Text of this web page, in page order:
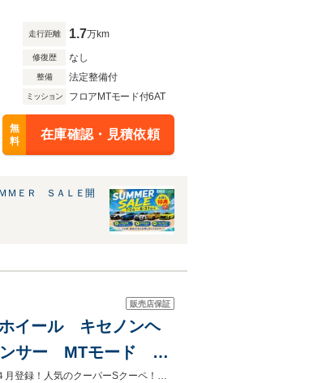
走行距離 1.7万km
修復歴 なし
整備 法定整備付
ミッション フロアMTモード付6AT
無
料
在庫確認・見積依頼
ＭＥＲ ＳＡＬＥ開
販売店保証
ホイール キセノンヘ
ンサー MTモード
証 正規ディーラー特選車！年式、走行自信あり！カーライフすべてサポートさせていただきます！2４年４月登録！人気のクーパーSクーペ！走りも程度も良好！おススメですよ！装備充実でお買い得！ぜひ！